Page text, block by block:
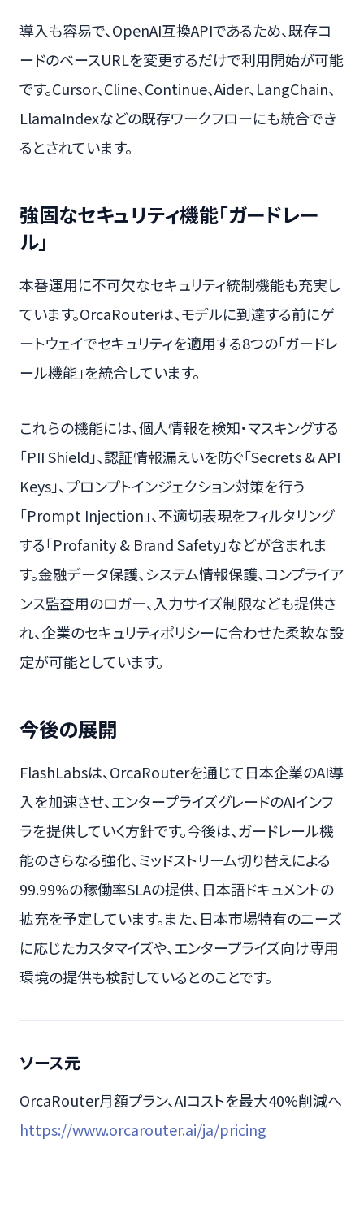
導入も容易で、OpenAI互換APIであるため、既存コ
ードのベースURLを変更するだけで利用開始が可能
です。Cursor、Cline、Continue、Aider、LangChain、
LlamaIndexなどの既存ワークフローにも統合でき
るとされています。
強固なセキュリティ機能「ガードレー
ル」
本番運用に不可欠なセキュリティ統制機能も充実し
ています。OrcaRouterは、モデルに到達する前にゲ
ートウェイでセキュリティを適用する8つの「ガードレ
ール機能」を統合しています。
これらの機能には、個人情報を検知・マスキングする
「PII Shield」、認証情報漏えいを防ぐ「Secrets & API
Keys」、プロンプトインジェクション対策を行う
「Prompt Injection」、不適切表現をフィルタリング
する「Profanity & Brand Safety」などが含まれま
す。金融データ保護、システム情報保護、コンプライア
ンス監査用のロガー、入力サイズ制限なども提供さ
れ、企業のセキュリティポリシーに合わせた柔軟な設
定が可能としています。
今後の展開
FlashLabsは、OrcaRouterを通じて日本企業のAI導
入を加速させ、エンタープライズグレードのAIインフ
ラを提供していく方針です。今後は、ガードレール機
能のさらなる強化、ミッドストリーム切り替えによる
99.99%の稼働率SLAの提供、日本語ドキュメントの
拡充を予定しています。また、日本市場特有のニーズ
に応じたカスタマイズや、エンタープライズ向け専用
環境の提供も検討しているとのことです。
ソース元
OrcaRouter月額プラン、AIコストを最大40%削減へ
https://www.orcarouter.ai/ja/pricing